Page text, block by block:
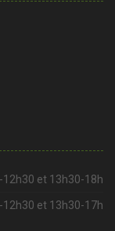
12h30 et 13h30-18h
12h30 et 13h30-17h